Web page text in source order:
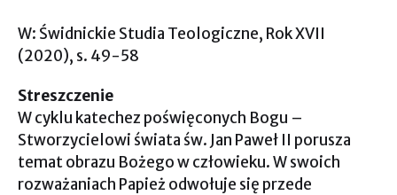
W: Świdnickie Studia Teologiczne, Rok XVII
(2020), s. 49-58
Streszczenie
W cyklu katechez poświęconych Bogu –
Stworzycielowi świata św. Jan Paweł II porusza
temat obrazu Bożego w człowieku. W swoich
rozważaniach Papież odwołuje się przede